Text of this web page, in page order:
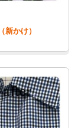
かけ）